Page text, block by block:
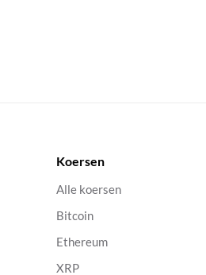
Koersen
Alle koersen
Bitcoin
Ethereum
XRP